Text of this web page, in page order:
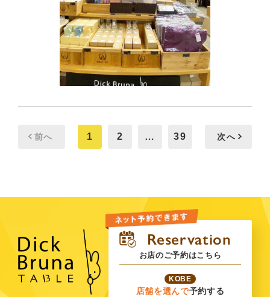
前へ 1 2 … 39 次へ
お店のご予約はこちら
KOBE
店舗を選んで予約する